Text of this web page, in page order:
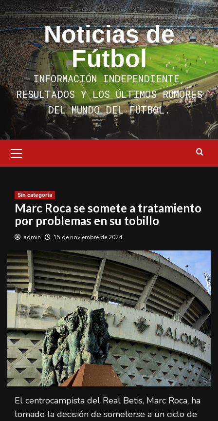
Saltar
al
contenido
Noticias de
Fútbol
INFORMACIÓN INDEPENDIENTE,
RESULTADOS Y LOS ÚLTIMOS RUMORES
DEL MUNDO DEL FÚTBOL.
primario
Sin categoría
Marc Roca se somete a tratamiento
por problemas en su tobillo
admin 15 de noviembre de 2024
El centrocampista del Real Betis, Marc Roca, ha
tomado la decisión de someterse a un ciclo de